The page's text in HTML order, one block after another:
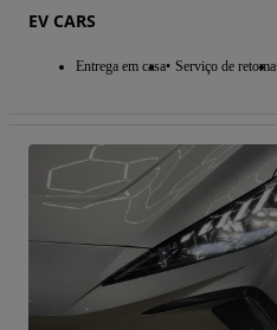
EV CARS
Entrega em casa Serviço de retoma